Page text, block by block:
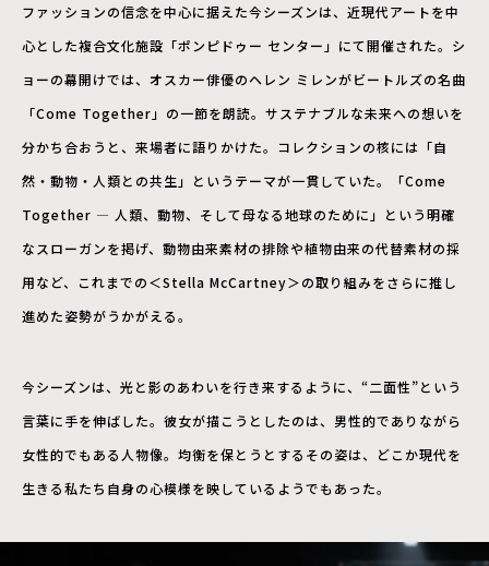
ファッションの信念を中心に据えた今シーズンは、近現代アートを中
心とした複合文化施設「ポンピドゥー センター」にて開催された。シ
ョーの幕開けでは、オスカー俳優のヘレン ミレンがビートルズの名曲
「Come Together」の一節を朗読。サステナブルな未来への想いを
分かち合おうと、来場者に語りかけた。コレクションの核には「自
然・動物・人類との共生」というテーマが一貫していた。「Come
Together — 人類、動物、そして母なる地球のために」という明確
なスローガンを掲げ、動物由来素材の排除や植物由来の代替素材の採
用など、これまでの＜Stella McCartney＞の取り組みをさらに推し
進めた姿勢がうかがえる。
今シーズンは、光と影のあわいを行き来するように、“二面性”という
言葉に手を伸ばした。彼女が描こうとしたのは、男性的でありながら
女性的でもある人物像。均衡を保とうとするその姿は、どこか現代を
生きる私たち自身の心模様を映しているようでもあった。